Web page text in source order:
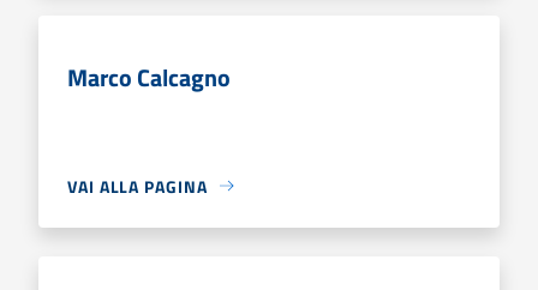
Marco Calcagno
VAI ALLA PAGINA